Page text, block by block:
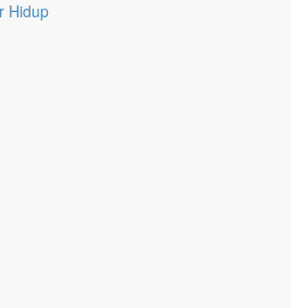
Hidup
berarti.
Bread Ministries untuk